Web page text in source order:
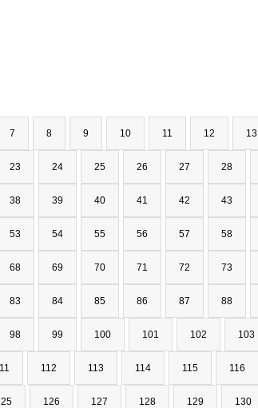
7 8 9 10 11 12 13
23 24 25 26 27 28
38 39 40 41 42 43
53 54 55 56 57 58
68 69 70 71 72 73
83 84 85 86 87 88
98 99 100 101 102 103
112 113 114 115 116
126 127 128 129 130